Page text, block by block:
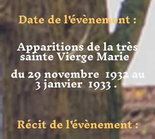
Date de l'évènement :
Apparitions de la très
sainte Vierge Marie
du 29 novembre 1932 au
3 janvier 1933 .
Récit de l'évènement :